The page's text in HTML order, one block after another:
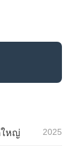
ใหญ่ 2025